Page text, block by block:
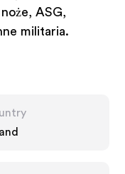
ASG,
militaria.